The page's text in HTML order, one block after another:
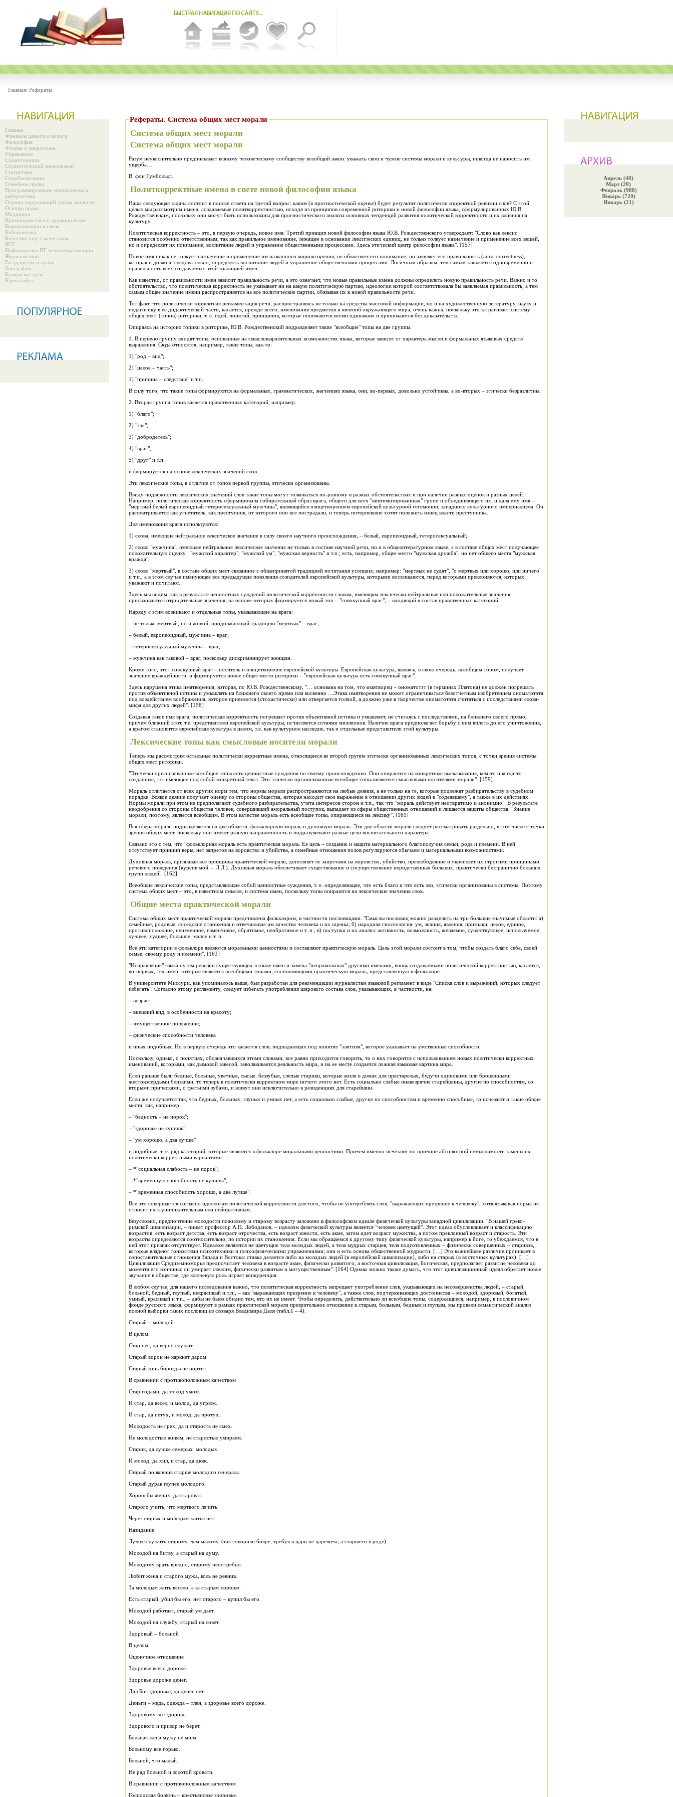
Главная: Рефераты
Главная
Финансы деньги и налоги
Философия
Физика и энергетика
Управление
Схемотехника
Стратегический менеджмент
Статистика
Соцобеспечение
Семейное право
Программирование компьютеры и
кибернетика
Охрана окружающей среды экология
Основы права
Медицина
Криминалистика и криминология
Коммуникации и связь
Кибернетика
Качество упр-е качеством
КСЕ
Информатика ВТ телекоммуникации
Журналистика
Государство и право
Биографии
Банковское дело
Карта сайта
Рефераты. Система общих мест морали
Система общих мест морали
Система общих мест морали
Разум неукоснительно предписывает всякому человеческому сообществу всеобщий закон: уважать свои и чужие системы морали и культуры, никогда не наносить им
ущерба…
В. фон Гумбольдт.
Политкорректные имена в свете новой философии языка
Наша следующая задача состоит в поиске ответа на третий вопрос: каким (в прогностической оценке) будет результат политически корректной ревизии слов? С этой
целью мы рассмотрим имена, создаваемые политкорректностью, исходя из принципов современной риторики и новой философии языка, сформулированных Ю.В.
Рождественским, поскольку они могут быть использованы для прогностического анализа основных тенденций развития политической корректности и их влияния на
культуру.
Политическая корректность – это, в первую очередь, новое имя. Третий принцип новой философии языка Ю.В. Рождественского утверждает: "Слово как лексис
становится особенно ответственным, так как правильное именование, лежащее в основании лексических единиц, не только толкует назначение и применение всех вещей,
но и определяет их понимание, воспитание людей и управление общественными процессами. Здесь этический центр философии языка". [157]
Новое имя никак не толкует назначение и применение им названного мировоззрения, не объясняет его понимание, но заявляет его правильность (англ. сorrectness),
которая и должна, следовательно, определять воспитание людей и управление общественными процессами. Логичным образом, тем самым заявляется одновременно и
правильность всех создаваемых этой коалицией имен.
Как известно, от правильности имен зависит правильность речи, а это означает, что новые правильные имена должны определить новую правильность речи. Важно и то
обстоятельство, что политическая корректность не указывает ни на какую политическую партию, идеологии которой соответствовала бы заявляемая правильность, а тем
самым общее значение имени распространяется на все политические партии, обязывая их к новой правильности речи.
Тот факт, что политически корректная регламентация речи, распространяясь не только на средства массовой информации, но и на художественную литературу, науку и
педагогику в ее дидактической части, касается, прежде всего, именования предметов и явлений окружающего мира, очень важна, поскольку это затрагивает систему
общих мест (топов) риторики, т. е. идей, понятий, принципов, которые понимаются всеми одинаково и принимаются без доказательств.
Опираясь на историю топики в риторике, Ю.В. Рождественский подразделяет такие "всеобщие" топы на две группы.
1. В первую группу входят топы, основанные на смысловыразительных возможностях языка, которые зависят от характера мысли и формальных языковых средств
выражения. Сюда относятся, например, такие топы, как-то:
1) "род – вид";
2) "целое – часть";
1) "причина – следствие" и т.п.
В силу того, что такие топы формируются на формальных, грамматических, значениях языка, они, во-первых, довольно устойчивы, а во-вторых – этически безразличны.
2. Вторая группа топов касается нравственных категорий; например:
1) "благо";
2) "зло";
3) "добродетель";
4) "враг";
5) "друг" и т.п.
и формируется на основе лексических значений слов.
Эти лексические топы, в отличие от топов первой группы, этически организованы.
Ввиду подвижности лексических значений слов такие топы могут толковаться по-разному в разных обстоятельствах и при наличии разных оценок и разных целей.
Например, политическая корректность сформировала собирательный образ врага, общего для всех "виктимизированных" групп и объединяющего их, и дала ему имя –
"мертвый белый европеоидный гетеросексуальный мужчина", являющийся олицетворением европейской культурной гегемонии, западного культурного империализма. Он
рассматривается как угнетатель, как преступник, от которого они все пострадали, и теперь потерпевшие хотят положить конец власти преступника.
Для именования врага используются:
1) слова, имеющие нейтральное лексическое значение в силу своего научного происхождения, – белый, европеоидный, гетеросексуальный;
2) слово "мужчина", имеющее нейтральное лексическое значение не только в составе научной речи, но и в общелитературном языке, а в составе общих мест получающее
положительную оценку : "мужской характер", "мужской ум", "мужская верность" и т.п.; есть, например, общее место "мужская дружба", но нет общего места "мужская
вражда";
3) слово "мертвый", в составе общих мест связанное с общепринятой традицией почитания усопших; например: "мертвых не судят", "о мертвых или хорошо, или ничего"
и т.п., а в этом случае именующее все предыдущие поколения созидателей европейской культуры, которыми восхищаются, перед которыми преклоняются, которых
уважают и почитают.
Здесь мы видим, как в результате ценностных суждений политической корректности словам, имеющим лексически нейтральные или положительные значения,
присваиваются отрицательные значения, на основе которых формируется новый топ – "совокупный враг", – входящий в состав нравственных категорий.
Наряду с этим возникают и отдельные топы, указывающие на врага:
– не только мертвый, но и живой, продолжающий традицию "мертвых" – враг;
– белый, европеоидный, мужчина – враг;
– гетеросексуальный мужчина – враг,
– мужчина как таковой – враг, поскольку дискриминирует женщин.
Кроме того, этот совокупный враг – носитель и олицетворение европейской культуры. Европейская культура, являясь, в свою очередь, всеобщим топом, получает
значение враждебности, и формируется новое общее место риторики – "европейская культура есть совокупный враг".
Здесь нарушена этика имятворения, которая, по Ю.В. Рождественскому, "… основана на том, что имятворец – ономатотэт (в терминах Платона) не должен погрешать
против объективной истины и умышлять на ближнего своего прямо или косвенно …Этика имятворения не может ограничиваться безотчетным изобретением ономатотэта
под воздействием воображения, которое приемлется (стохастически) или отвергается толпой, а должно уже в творчестве ономатотэта считаться с последствиями слова-
мифа для других людей". [158]
Создавая такое имя врага, политическая корректность погрешает против объективной истины и умышляет, не считаясь с последствиями, на ближнего своего прямо,
причем ближний этот, т.е. представители европейской культуры, исчисляется сотнями миллионов. Наличие врага предполагает борьбу с ним вплоть до его уничтожения,
а врагом становится европейская культура в целом, т.е. как культурное наследие, так и отдельные представители этой культуры.
Лексические топы как смысловые носители морали
Теперь мы рассмотрим остальные политически корректные имена, относящиеся ко второй группе этически организованных лексических топов, с точки зрения системы
общих мест риторики.
"Этически организованные всеобщие топы есть ценностные суждения по своему происхождению. Они опираются на конкретные высказывания, кем-то и когда-то
созданные, т.е. имеющие под собой конкретный текст. Эти этически организованные всеобщие топы являются смысловыми носителями морали". [159]
Мораль отличается от всех других норм тем, что нормы морали распространяются на любые деяния, а не только на те, которые подлежат разбирательству в судебном
порядке. Всякое деяние получает оценку со стороны общества, которая находит свое выражение в отношении других людей к "содеявшему", а также в их действиях.
Нормы морали при этом не предполагают судебного разбирательства, учета интересов сторон и т.п., так что "мораль действует неотвратимо и анонимно". В результате
неодобрения со стороны общества человек, совершивший аморальный поступок, выпадает из сферы общественных отношений и лишается защиты общества. "Знание
морали, поэтому, является всеобщим. В этом качестве мораль есть всеобщие топы, опирающиеся на лексику". [161]
Вся сфера морали подразделяется на две области: фольклорную мораль и духовную мораль. Эти две области морали следует рассматривать раздельно, в том числе с точки
зрения общих мест, поскольку они имеют разную направленность и подразумевают разные цели воспитательного характера.
Связано это с тем, что "фольклорная мораль есть практическая мораль. Ее цель – создание и защита материального благополучия семьи, рода и племени. В ней
отсутствует принцип веры, нет запретов на воровство и убийства, а семейные отношения полов регулируются обычаем и материальными возможностями.
Духовная мораль, признавая все принципы практической морали, дополняет ее запретами на воровство, убийство, прелюбодеяние и укрепляет их строгими принципами
речевого поведения (курсив мой. – Л.Л.). Духовная мораль обеспечивает существование и сосуществование неродственных больших, практически безгранично больших
групп людей". [162]
Всеобщие лексические топы, представляющие собой ценностные суждения, т. е. определяющие, что есть благо и что есть зло, этически организованы в системы. Поэтому
система общих мест – это, в известном смысле, и система имен, поскольку топы опираются на лексические значения слов.
Общие места практической морали
Система общих мест практической морали представлена фольклором, в частности пословицами. "Смыслы пословиц можно разделить на три большие значимые области: а)
семейные, родовые, соседские отношения и отвечающие им качества человека и их оценка; б) народная гносеология: ум, знания, явления, признаки, целое, единое,
противоположное, неизменное, изменчивое, обратимое, необратимое и т. п.; в) поступки и их анализ: активность, возможность, желаемое, существующее, используемое,
лучшее, худшее, большое, малое и т. п.
Все эти категории в фольклоре являются моральными ценностями и составляют практическую мораль. Цель этой морали состоит в том, чтобы создать благо себе, своей
семье, своему роду и племени". [163]
"Исправление" языка путем ревизии существующих в языке имен и замена "неправильных" другими именами, вновь создаваемыми политической корректностью, касается,
во-первых, тех имен, которые являются всеобщими топами, составляющими практическую мораль, представленную в фольклоре.
В университете Миссури, как упоминалось выше, был разработан для рекомендации журналистам языковой регламент в виде "Списка слов и выражений, которых следует
избегать". Согласно этому регламенту, следует избегать употребления широкого состава слов, указывающих, в частности, на:
– возраст;
– внешний вид, в особенности на красоту;
– имущественное положение;
– физические способности человека
и иных подобных. Но в первую очередь это касается слов, подпадающих под понятие "элитизм", которое указывает на умственные способности.
Поскольку, однако, о понятиях, обозначавшихся этими словами, все равно приходится говорить, то о них говорится с использованием новых политически корректных
именований, которыми, как дымовой завесой, заволакивается реальность мира, и на ее месте создается ложная языковая картина мира.
Если раньше были бедные, больные, увечные, лысые, беззубые, слепые старики, которые жили в домах для престарелых, будучи одинокими или брошенными
жестокосердыми близкими, то теперь в политически корректном мире ничего этого нет. Есть социально слабые инакозрячие старейшины, другие по способностям, со
вторыми прическами, с третьими зубами, и живут они исключительно в резиденциях для старейшин.
Если же получается так, что бедных, больных, глупых и умных нет, а есть социально слабые, другие по способностям и временно способные, то исчезают и такие общие
места, как, например:
– "бедность – не порок";
– "здоровье не купишь";
– "ум хорошо, а два лучше"
и подобные, т. е. ряд категорий, которые являются в фольклоре моральными ценностями. Причем именно исчезают по причине абсолютной немыслимости замены их
политически корректными вариантами:
– *"социальная слабость – не порок";
– *"временную способность не купишь";
– *"временная способность хорошо, а две лучше".
Все это совершается согласно идеологам политической корректности для того, чтобы не употреблять слов, "выражающих презрение к человеку", хотя языковая норма не
относит их к уничижительным или пейоративным.
Безусловно, предпочтение молодости пожилому и старому возрасту заложено в философском идеале физической культуры западной цивилизации. "В нашей греко-
римской цивилизации, – пишет профессор А.П. Лободанов, – идеалом физической культуры является "человек цветущий". Этот идеал обусловливает и классификацию
возрастов: есть возраст детства, есть возраст отрочества, есть возраст юности, есть акме, затем идет возраст мужества, а потом преклонный возраст и старость. Эти
возрасты определяются соотносительно, по истории их становления. Если мы обращаемся к другому типу физической культуры, например к йоге, то убеждаемся, что в
ней этот признак отсутствует. Идеалом являются не цветущие тела молодых людей, а тела мудрых старцев, тела подготовленных – физически совершенных – стариков,
которые владеют тонкостями психотехники и психофизическими упражнениями; они и есть основа общественной мудрости. […] Это важнейшее различие проникает в
сопоставительные отношения Запада и Востока: ставка делается либо на молодых людей (в европейской цивилизации), либо на старых (в восточных культурах). […]
Цивилизация Средиземноморья предпочитает человека в возрасте акме, физически развитого, а восточная цивилизация, йогическая, предполагает развитие человека до
момента его кончины: он умирает свежим, физически развитым и могущественным". [164] Однако можно также думать, что этот цивилизационный идеал обретает новое
звучание в обществе, где ключевую роль играет конкуренция.
В любом случае, для нашего исследования важно, что политическая корректность запрещает употребление слов, указывающих на несовершенства людей, – старый,
больной, бедный, глупый, некрасивый и т.п., – как "выражающих презрение к человеку", а также слов, подчеркивающих достоинства – молодой, здоровый, богатый,
умный, красивый и т.п., – дабы не было обидно тем, кто их не имеет. Чтобы определить, действительно ли всеобщие топы, содержащиеся, например, в пословичном
фонде русского языка, формируют в рамках практической морали презрительное отношение к старым, больным, бедным и глупым, мы провели семантический анализ
полной выборки таких пословиц из словаря Владимира Даля (табл.1 – 4).
Старый – молодой
В целом
Стар пес, да верно служит.
Старый ворон не каркнет даром.
Старый конь борозды не портит.
В сравнении с противоположным качеством
Стар годами, да молод умом.
И стар, да весел, и молод, да угрюм.
И стар, да петух, и молод, да протух.
Молодость не грех, да и старость не смех.
Не молодостью живем, не старостью умираем.
Старик, да лучше семерых молодых.
И молод, да хил, и стар, да дюж.
Старый полковник старше молодого генерала.
Старый дурак глупее молодого.
Хорош бы жених, да староват.
Старого учить, что мертвого лечить.
Через старых и молодым житья нет.
Назидание
Лучше служить старому, чем малому. (так говорили бояре, требуя в цари не царевича, а старшего в роде).
Молодой на битву, а старый на думу.
Молодому врать вредно, старому непотребно.
Любит жена и старого мужа, коль не ревнив.
За молодым жить весело, а за старым хорошо.
Есть старый, убил бы его, нет старого – купил бы его.
Молодой работает, старый ум дает.
Молодой на службу, старый на совет.
Здоровый – больной
В целом
Оценочное отношение
Здоровье всего дороже.
Здоровье дороже денег.
Дал Бог здоровье, да денег нет.
Деньги – медь, одежда – тлен, а здоровье всего дороже.
Здоровому все здорово.
Здорового и призор не берет.
Больная жена мужу не мила.
Больному все горько.
Больной, что малый.
Не рад больной и золотой кровати.
В сравнении с противоположным качеством
Господская болезнь – крестьянское здоровье.
Апрель (48)
Март (20)
Февраль (988)
Январь (720)
Январь (21)